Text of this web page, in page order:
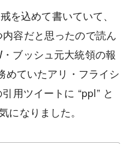
を込めて書いていて、
容だと思ったので読ん
ブッシュ元大統領の報
ていたアリ・フライシ
用ツイートに “ppl” と
になりました。